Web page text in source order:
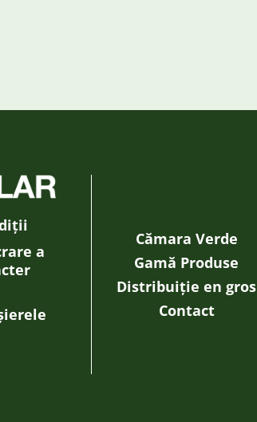
a
Cămara Verde
Gamă Produse
Distribuiție en gros
Contact